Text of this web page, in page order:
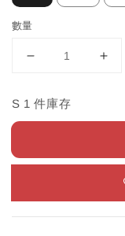
數量
S 1 件庫存